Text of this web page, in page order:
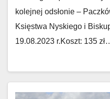
kolejnej odsłonie –
Księstwa Nyskiego i
19.08.2023 r.Koszt: 135